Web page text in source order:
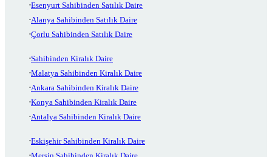
Esenyurt Sahibinden Satılık Daire
Alanya Sahibinden Satılık Daire
Çorlu Sahibinden Satılık Daire
Sahibinden Kiralık Daire
Malatya Sahibinden Kiralık Daire
Ankara Sahibinden Kiralık Daire
Konya Sahibinden Kiralık Daire
Antalya Sahibinden Kiralık Daire
Eskişehir Sahibinden Kiralık Daire